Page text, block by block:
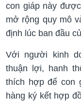
con giáp này
mở rộng quy mô
định lúc ban đầu
Với người kinh
thuận lợi, hanh
thích hợp để con
hàng ký kết hợp